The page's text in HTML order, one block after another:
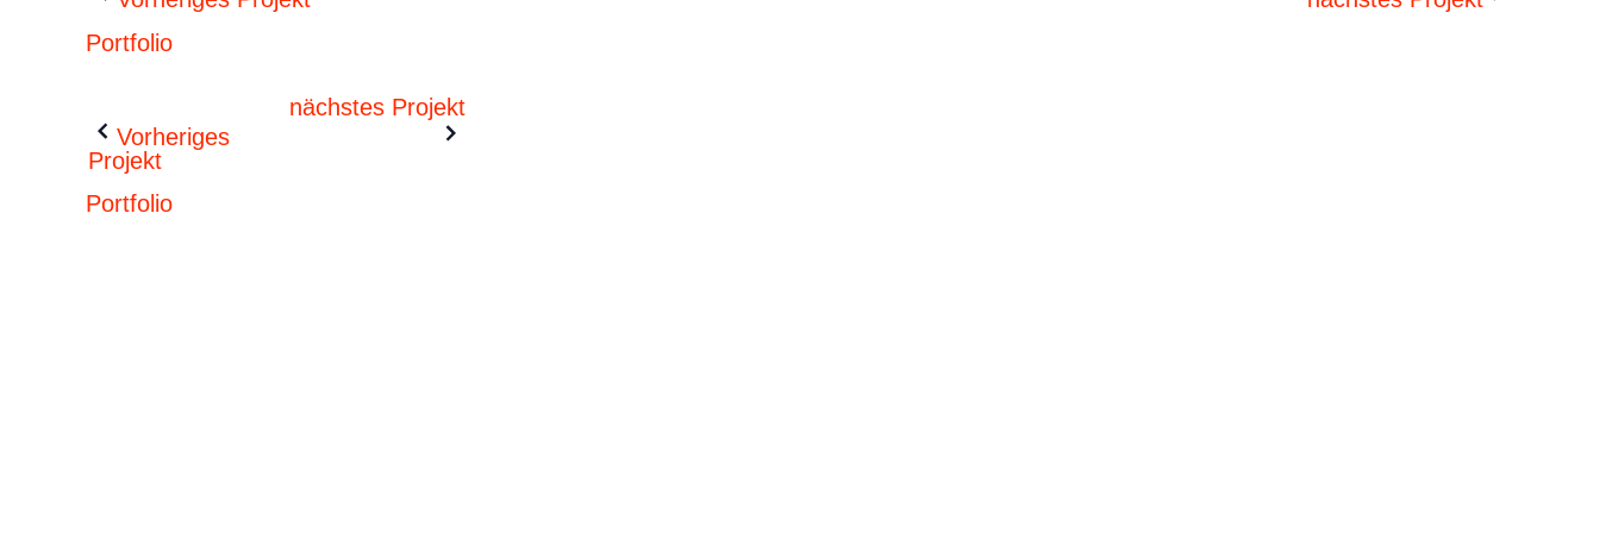
Portfolio
Vorheriges
Projekt
nächstes Projekt
Portfolio